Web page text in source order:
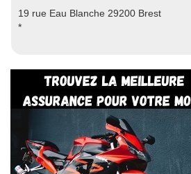
19 rue Eau Blanche 29200 Brest
*